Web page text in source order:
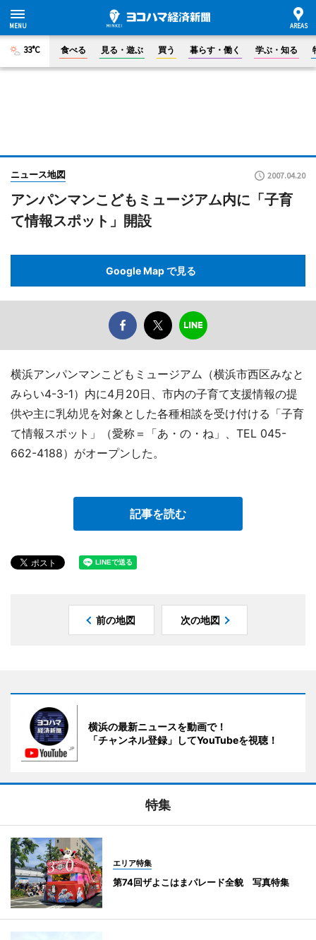
33°C 食べる 見る・遊ぶ 買う 暮らす・働く 学ぶ・知る
ニュース地図 2007.04.20
アンパンマンこどもミュージアム内に「子育
て情報スポット」開設
Google Map で見る
横浜アンパンマンこどもミュージアム（横浜市西区みなと
みらい4-3-1）内に4月20日、市内の子育て支援情報の提
供や主に乳幼児を対象とした各種相談を受け付ける「子育
て情報スポット」（愛称＝「あ・の・ね」、TEL 045-
662-4188）がオープンした。
記事を読む
前の地図 次の地図
横浜の最新ニュースを動画で！
「チャンネル登録」してYouTubeを視聴！
特集
エリア特集
第74回ザよこはまパレード全貌 写真特集